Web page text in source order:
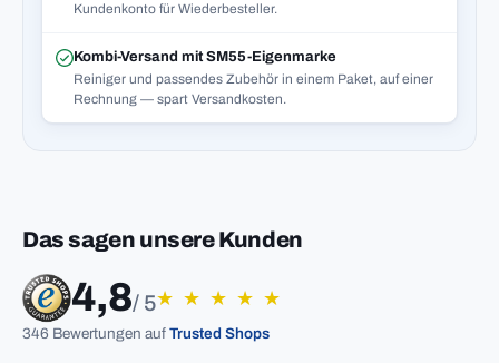
Kundenkonto für Wiederbesteller.
Kombi-Versand mit SM55-Eigenmarke
Reiniger und passendes Zubehör in einem Paket, auf einer
Rechnung — spart Versandkosten.
Das sagen unsere Kunden
4,8/ 5★ ★ ★ ★ ★
346 Bewertungen auf Trusted Shops